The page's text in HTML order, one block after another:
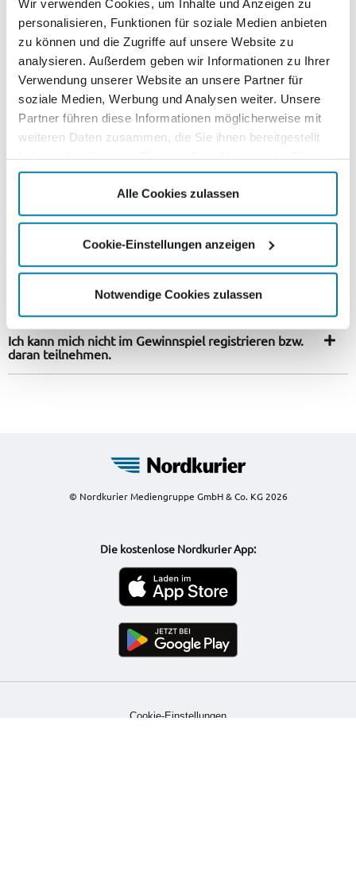
Wir verwenden Cookies, um Inhalte und Anzeigen zu
personalisieren, Funktionen für soziale Medien anbieten
zu können und die Zugriffe auf unsere Website zu
analysieren. Außerdem geben wir Informationen zu Ihrer
Verwendung unserer Website an unsere Partner für
soziale Medien, Werbung und Analysen weiter. Unsere
Partner führen diese Informationen möglicherweise mit
weiteren Daten zusammen, die Sie ihnen bereitgestellt
gesammelt haben.
Alle Cookies zulassen
Cookie-Einstellungen anzeigen
Notwendige Cookies zulassen
Warum sehe ich das Teilnahmeformular nicht?
Wenn das Teilnahmeformular nicht angezeigt wird, liegt
dies möglicherweise daran, dass Sie in den Cookie-
Einstellungen die Marketing-Cookies nicht aktiviert haben.
Diese Cookies sind erforderlich, um das Formular
darzustellen. Sie können Ihre Cookie-Einstellungen
jederzeithierändern. Gegebenfalls müssen Sie nach der
Anpassung Ihrer Cookie-Einstellungen diese Seite neu
Bestätigungsmail erhalten. Was nun?
Ich habe die Bestätigungsmail erhalten, weiß jedoch
nicht, wie ich meine Teilnahme abschließend bestätige.
Ich kann mich nicht im Gewinnspiel registrieren bzw.
daran teilnehmen.
© Nordkurier Mediengruppe GmbH & Co. KG 2026
Die kostenlose Nordkurier App:
Cookie-Einstellungen